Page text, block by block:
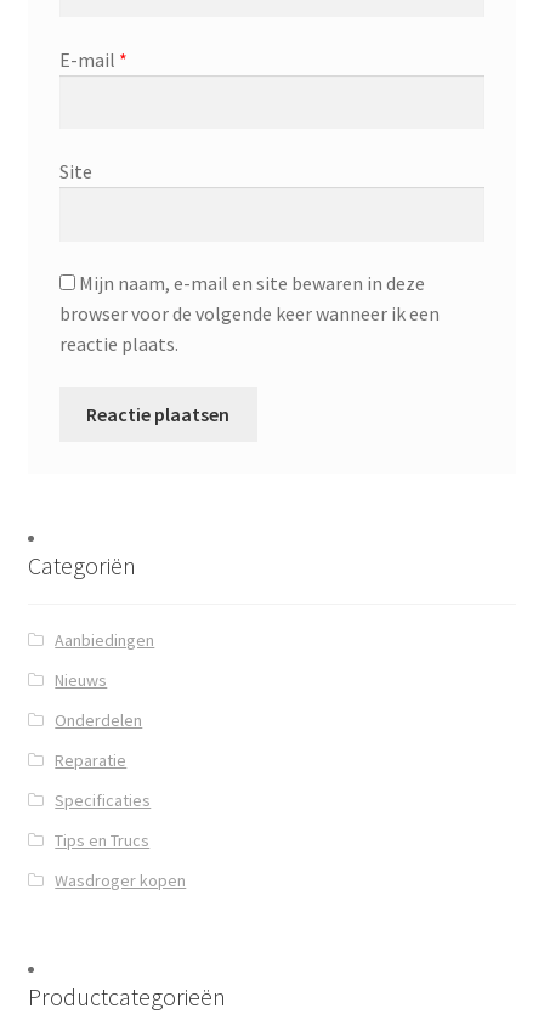
E-mail *
Site
Mijn naam, e-mail en site bewaren in deze
browser voor de volgende keer wanneer ik een
reactie plaats.
Categoriën
Aanbiedingen
Nieuws
Onderdelen
Reparatie
Specificaties
Tips en Trucs
Wasdroger kopen
Productcategorieën